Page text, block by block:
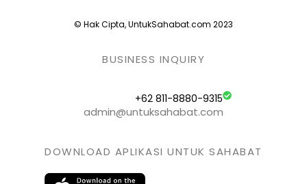
© Hak Cipta, UntukSahabat.com 2023
BUSINESS INQUIRY
+62 811-8880-9315
admin@untuksahabat.com
DOWNLOAD APLIKASI UNTUK SAHABAT